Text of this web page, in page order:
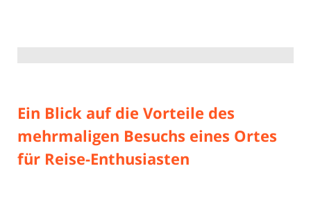
Ein Blick auf die Vorteile des
mehrmaligen Besuchs eines Ortes
für Reise-Enthusiasten